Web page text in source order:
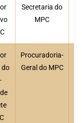
Secretaria do
MPC
do
Procuradoria-
Geral do MPC